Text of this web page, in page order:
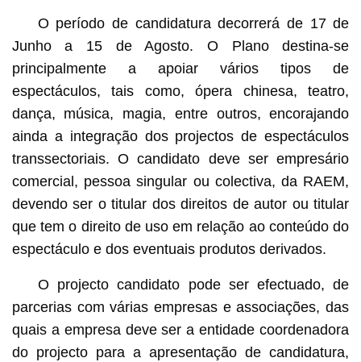
O período de candidatura decorrerá de 17 de
Junho a 15 de Agosto. O Plano destina-se
principalmente a apoiar vários tipos de
espectáculos, tais como, ópera chinesa, teatro,
dança, música, magia, entre outros, encorajando
ainda a integração dos projectos de espectáculos
transsectoriais. O candidato deve ser empresário
comercial, pessoa singular ou colectiva, da RAEM,
devendo ser o titular dos direitos de autor ou titular
que tem o direito de uso em relação ao conteúdo do
espectáculo e dos eventuais produtos derivados.
O projecto candidato pode ser efectuado, de
parcerias com várias empresas e associações, das
quais a empresa deve ser a entidade coordenadora
do projecto para a apresentação de candidatura,